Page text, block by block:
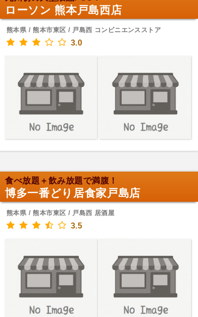
ローソン 熊本戸島西店
熊本県 / 熊本市東区 / 戸島西 コンビニエンスストア
3.0
食べ放題＋飲み放題で満腹！
博多一番どり居食家戸島店
熊本県 / 熊本市東区 / 戸島西 居酒屋
3.5